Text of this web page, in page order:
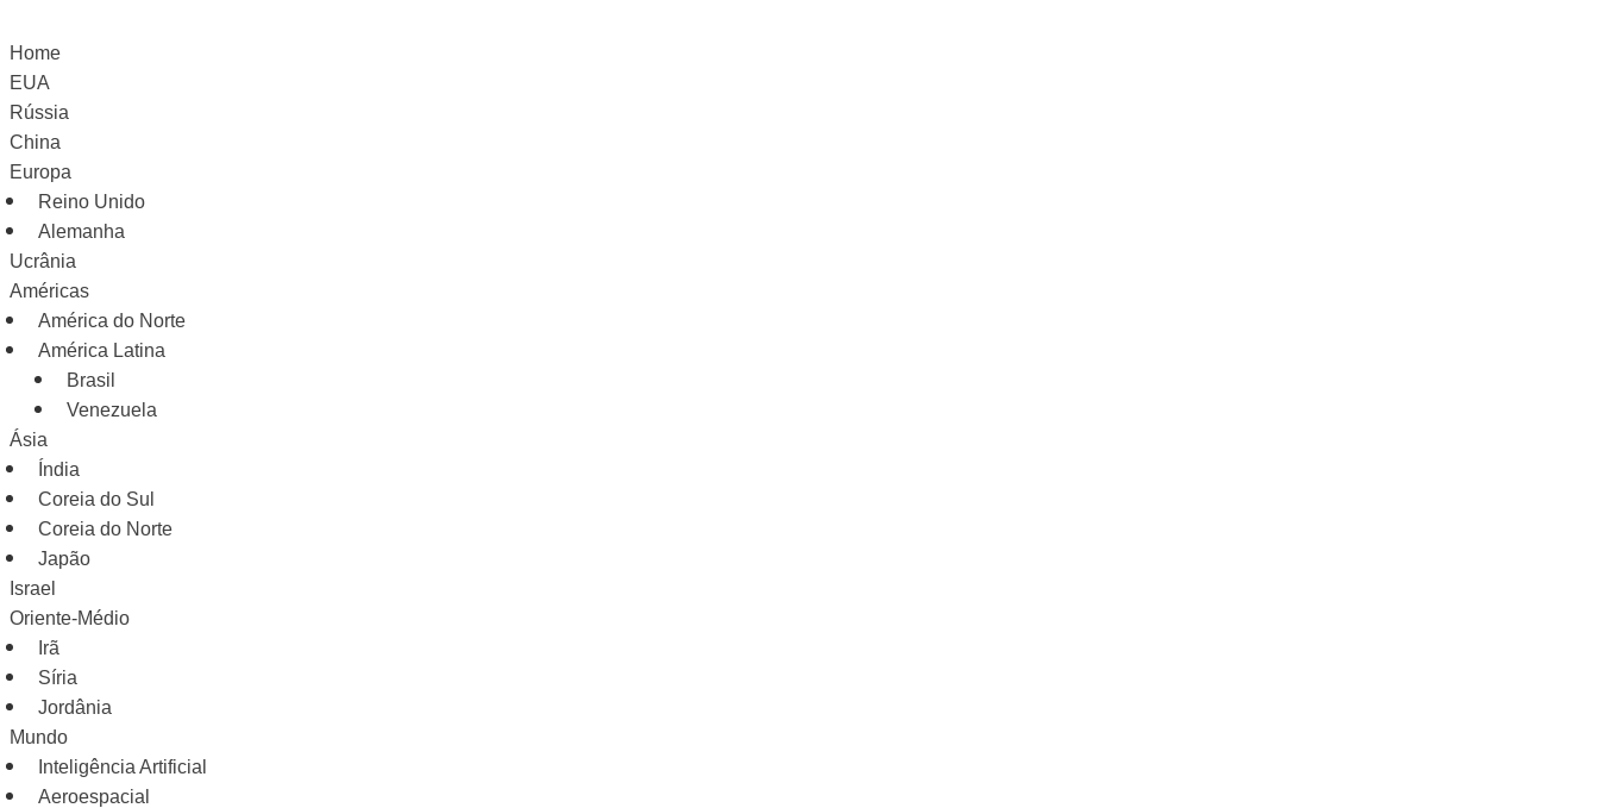
Home
EUA
Rússia
China
Europa
Reino Unido
Alemanha
Ucrânia
Américas
América do Norte
América Latina
Brasil
Venezuela
Ásia
Índia
Coreia do Sul
Coreia do Norte
Japão
Israel
Oriente-Médio
Irã
Síria
Jordânia
Mundo
Inteligência Artificial
Aeroespacial